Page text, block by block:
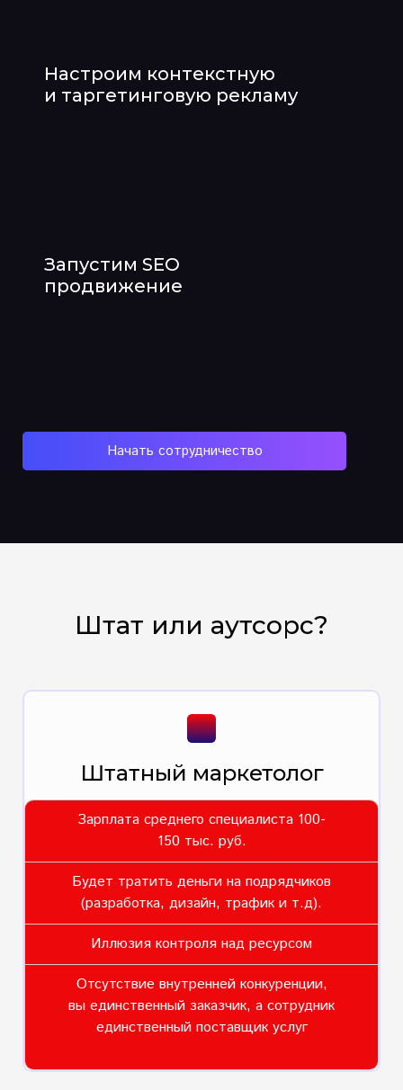
Начать сотрудничество
Запустим SEO
продвижение
Настроим контекстную
и таргетинговую рекламу
Штат или аутсорс?
Штатный маркетолог
Зарплата среднего специалиста 100-
150 тыс. руб.
Будет тратить деньги на подрядчиков
(разработка, дизайн, трафик и т.д).
Иллюзия контроля над ресурсом
Отсутствие внутренней конкуренции,
вы единственный заказчик, а сотрудник
единственный поставщик услуг